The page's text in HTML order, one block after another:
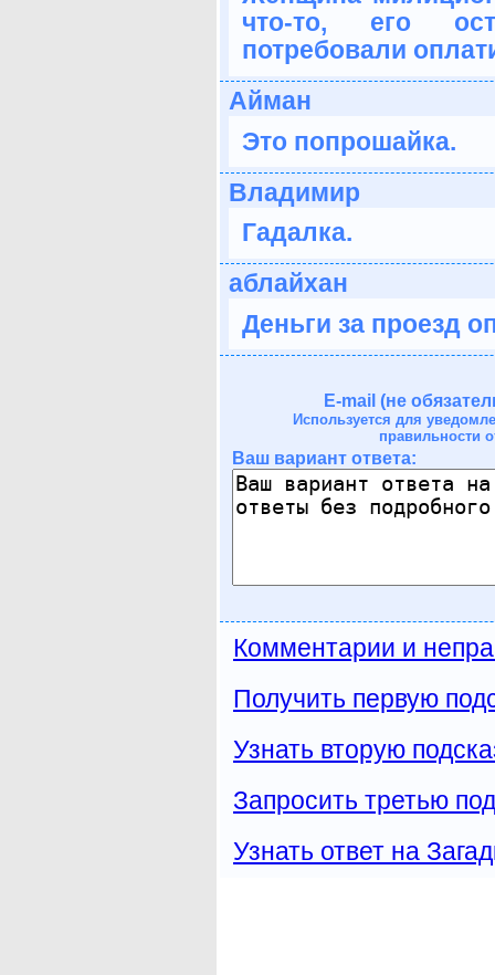
что-то, его
потребовали
Айман
Это попрошайка.
Владимир
Гадалка.
аблайхан
Деньги за проезд
E-mail (не
Используется для
правильности
Ваш вариант ответа:
Комментарии и
Получить первую
Узнать вторую
Запросить третью
Узнать ответ на